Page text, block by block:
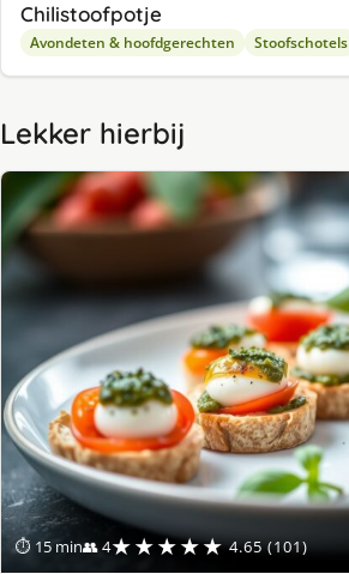
Chilistoofpotje
Avondeten & hoofdgerechten Stoofschotels
Lekker hierbij
⏱ 15 min👥 4★★★★★ 4.65 (101)